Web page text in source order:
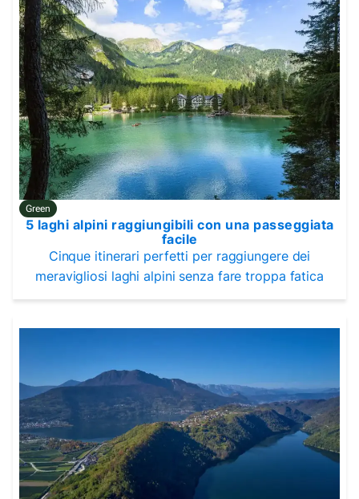
Green
5 laghi alpini raggiungibili con una passeggiata
facile
Cinque itinerari perfetti per raggiungere dei
meravigliosi laghi alpini senza fare troppa fatica